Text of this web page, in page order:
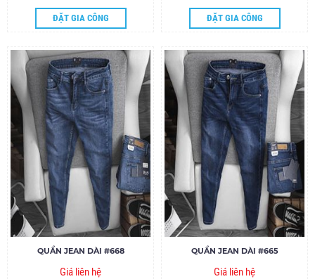
ĐẶT GIA CÔNG ĐẶT GIA CÔNG
QUẦN JEAN DÀI #668
Giá liên hệ
QUẦN JEAN DÀI #665
Giá liên hệ